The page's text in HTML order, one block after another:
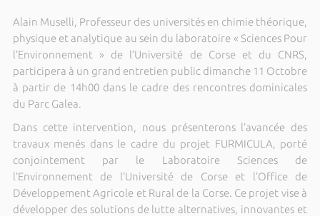
Alain Muselli, Professeur des universités en chimie théorique,
physique et analytique au sein du laboratoire « Sciences Pour
l’Environnement » de l’Université de Corse et du CNRS,
participera à un grand entretien public dimanche 11 Octobre
à partir de 14h00 dans le cadre des rencontres dominicales
du Parc Galea.
Dans cette intervention, nous présenterons l’avancée des
travaux menés dans le cadre du projet FURMICULA, porté
conjointement par le Laboratoire Sciences de
l’Environnement de l’Université de Corse et l’Office de
Développement Agricole et Rural de la Corse. Ce projet vise à
développer des solutions de lutte alternatives, innovantes et